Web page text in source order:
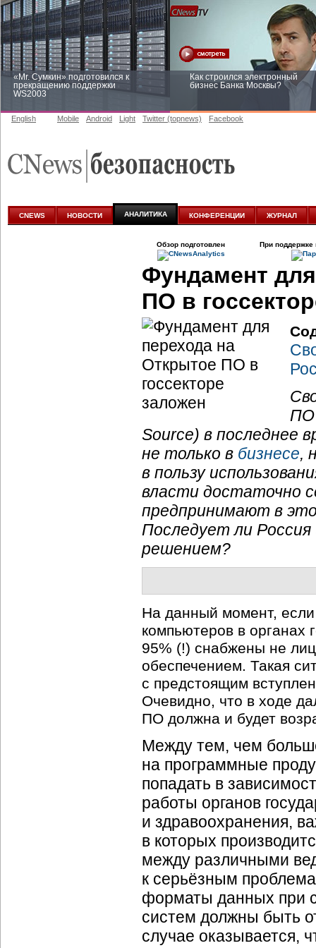
«Mr. Сумкин» подготовился к
прекращению поддержки
WS2003
Как строился электронный
бизнес Банка Москвы?
аналитике
English Mobile Android Light Twitter (topnews) Facebook
CNEWS НОВОСТИ АНАЛИТИКА КОНФЕРЕНЦИИ ЖУРНАЛ
Обзор подготовлен При поддержке
Фундамент
ПО в
ПО
Source) в последнее
не только в бизнесе,
в пользу
власти достаточно
предпринимают в
Последует ли
решением?
На данный момент,
компьютеров в органах
95% (!) снабжены не
обеспечением. Такая
с предстоящим
Очевидно, что в ходе
ПО должна и будет
Между тем, чем
на программные
попадать в
работы органов
и здравоохранения,
в которых
между различными
к серьёзным
форматы данных при
систем должны быть
случае оказывается,